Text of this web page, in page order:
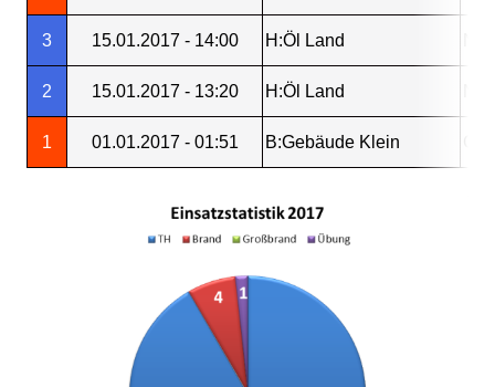
3 15.01.2017 - 14:00 H:Öl Land
2 15.01.2017 - 13:20 H:Öl Land
1 01.01.2017 - 01:51 B:Gebäude Klein